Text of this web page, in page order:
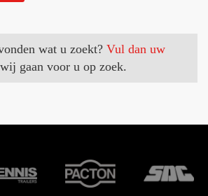
wat u zoekt? Vul dan uw
gaan voor u op zoek.